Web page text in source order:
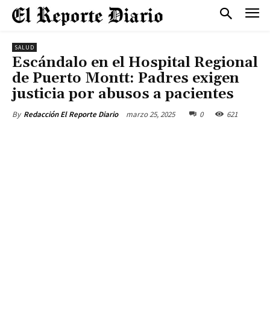
SALUD
Escándalo en el Hospital Regional
de Puerto Montt: Padres exigen
justicia por abusos a pacientes
By Redacción El Reporte Diario marzo 25, 2025 0 621